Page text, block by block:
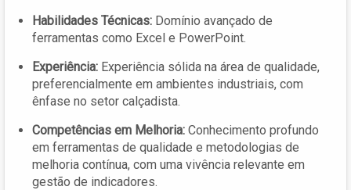
Habilidades Técnicas: Domínio avançado de
ferramentas como Excel e PowerPoint.
Experiência: Experiência sólida na área de qualidade,
preferencialmente em ambientes industriais, com
ênfase no setor calçadista.
Competências em Melhoria: Conhecimento profundo
em ferramentas de qualidade e metodologias de
melhoria contínua, com uma vivência relevante em
gestão de indicadores.